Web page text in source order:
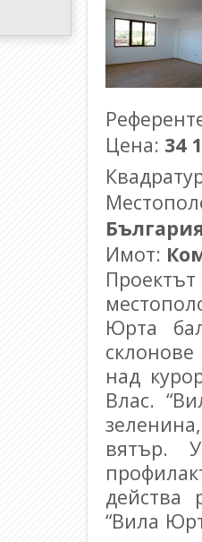
Цена: 34
Имот:
Юрта
над
Влас.“
вятър.
действа
“Вила